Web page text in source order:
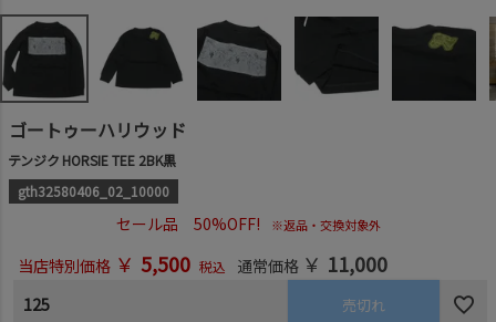
ゴートゥーハリウッド
テンジク HORSIE TEE 2BK黒
gth32580406_02_10000
セール品 50%OFF! ※返品・交換対象外
当店特別価格 ￥ 5,500 税込 通常価格 ￥ 11,000
125 売切れ